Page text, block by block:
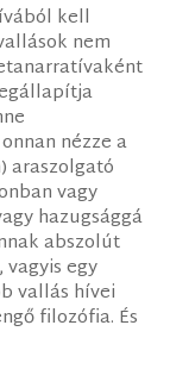
kell
nem
nézze a
araszolgató
vagy
hazugsággá
abszolút
egy
vallás hívei
filozófia. És